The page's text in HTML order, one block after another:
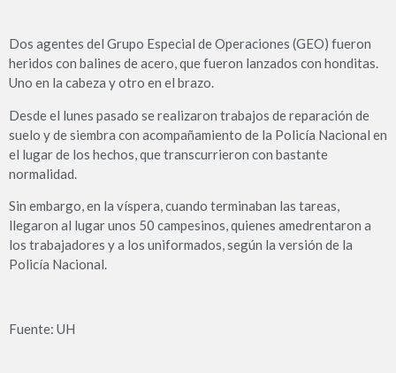
Dos agentes del Grupo Especial de Operaciones (GEO) fueron
heridos con balines de acero, que fueron lanzados con honditas.
Uno en la cabeza y otro en el brazo.
Desde el lunes pasado se realizaron trabajos de reparación de
suelo y de siembra con acompañamiento de la Policía Nacional en
el lugar de los hechos, que transcurrieron con bastante
normalidad.
Sin embargo, en la víspera, cuando terminaban las tareas,
llegaron al lugar unos 50 campesinos, quienes amedrentaron a
los trabajadores y a los uniformados, según la versión de la
Policía Nacional.
Fuente: UH